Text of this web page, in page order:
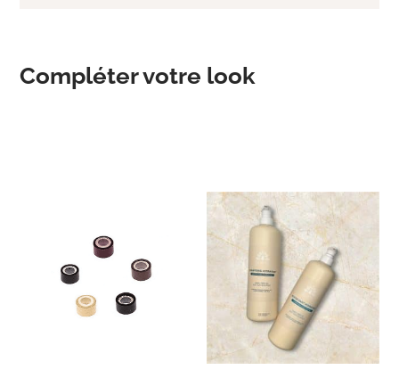
Compléter votre look